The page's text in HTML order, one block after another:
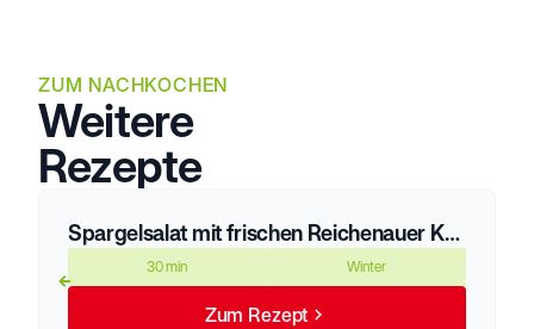
ZUM NACHKOCHEN
Weitere
Rezepte
Spargelsalat mit frischen Reichenauer Kräutern
30 min Winter
Zum Rezept